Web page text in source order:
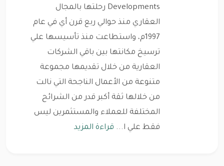
Developments رحلتها بالمجال
العقاري منذ حوالي ربع قرن أي في عام
1997م، واستطاعت منذ تأسيسها علي
ترسيخ مكانتها بين باقي الشركات
العقارية من خلال تقديمها مجموعة
متنوعة من الأعمال الناجحة التي نالت
من خلالها ثقة أكبر قدر من الشرائح
المختلفة للعملاء والمستثمرين ليس
فقط علي ا... قراءة المزيد